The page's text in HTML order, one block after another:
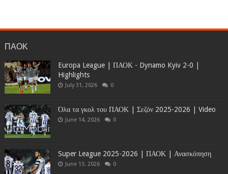
ΠΑΟΚ
Europa League | ΠΑΟΚ - Dynamo Kyiv 2-0 |
Highlights
July 31, 2026 0
Όλα τα γκολ του ΠΑΟΚ | Σεζόν 2025-2026 | Video
June 14, 2026 0
Super League 2025-2026 | ΠΑΟΚ | Ανασκόπηση
June 13, 2026 0